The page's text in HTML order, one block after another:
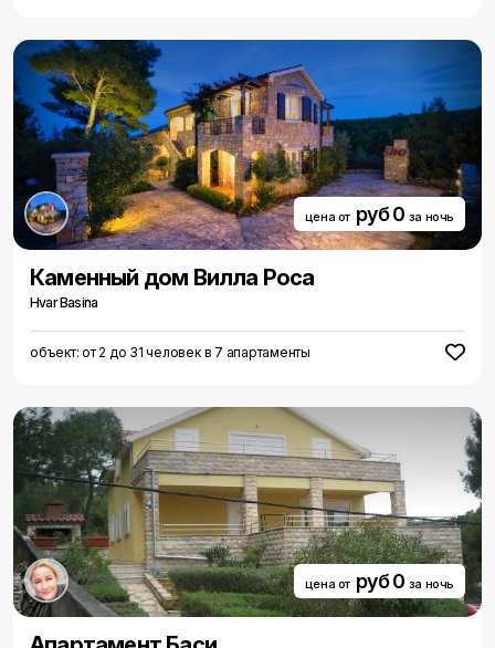
цена от руб 0 за ночь
Каменный дом Вилла Роса
Hvar Basina
объект: от 2 до 31 человек в 7 апартаменты
цена от руб 0 за ночь